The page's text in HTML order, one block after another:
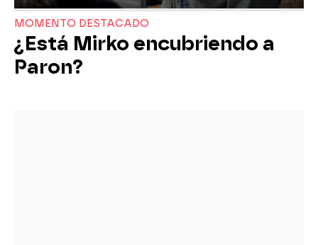
MOMENTO DESTACADO
¿Está Mirko encubriendo a
Paron?